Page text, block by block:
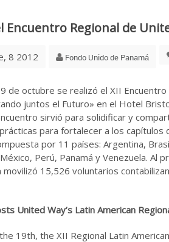
Encuentro Regional de
8 2012 Fondo Unido de Panamá
de octubre se realizó el XII
juntos el Futuro» en el Hotel
sirvió para solidificar y
para fortalecer a los capítulos
por 11 países: Argentina,
Perú, Panamá y Venezuela. Al
movilizó 15,526 voluntarios
United Way’s Latin American
19th, the XII Regional Latin